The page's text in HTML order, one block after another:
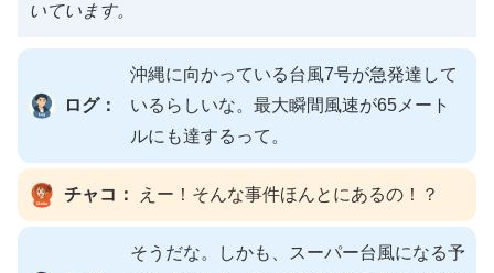
いています。
ログ：
沖縄に向かっている台風7号が急発達して
いるらしいな。最大瞬間風速が65メート
ルにも達するって。
チャコ： えー！そんな事件ほんとにあるの！？
そうだな。しかも、スーパー台風になる予